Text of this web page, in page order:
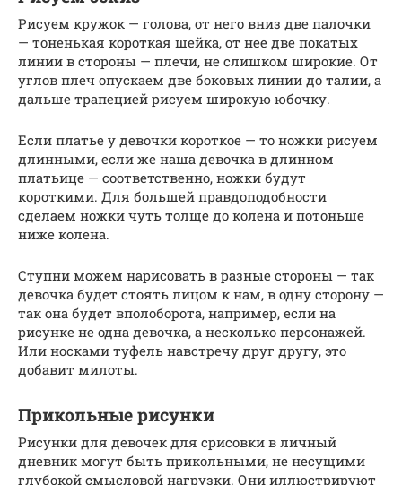
Рисуем кружок — голова, от него вниз две палочки
— тоненькая короткая шейка, от нее две покатых
линии в стороны — плечи, не слишком широкие. От
углов плеч опускаем две боковых линии до талии, а
дальше трапецией рисуем широкую юбочку.
Если платье у девочки короткое — то ножки рисуем
длинными, если же наша девочка в длинном
платьице — соответственно, ножки будут
короткими. Для большей правдоподобности
сделаем ножки чуть толще до колена и потоньше
ниже колена.
Ступни можем нарисовать в разные стороны — так
девочка будет стоять лицом к нам, в одну сторону —
так она будет вполоборота, например, если на
рисунке не одна девочка, а несколько персонажей.
Или носками туфель навстречу друг другу, это
добавит милоты.
Прикольные рисунки
Рисунки для девочек для срисовки в личный
дневник могут быть прикольными, не несущими
глубокой смысловой нагрузки. Они иллюстрируют